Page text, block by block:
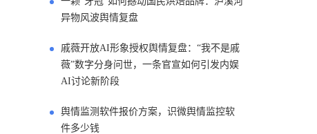
异物风波舆情复盘
戚薇开放AI形象授权舆情复盘：“我不是戚
薇”数字分身问世，一条官宣如何引发内娱
AI讨论新阶段
舆情监测软件报价方案，识微舆情监控软
件多少钱